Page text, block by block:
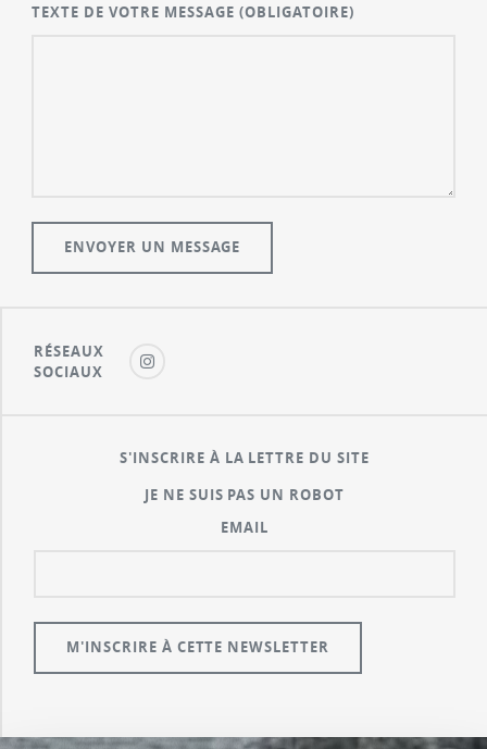
TEXTE DE VOTRE MESSAGE(OBLIGATOIRE)
RÉSEAUX
SOCIAUX
S'INSCRIRE À LA LETTRE DU SITE
JE NE SUIS PAS UN ROBOT
EMAIL